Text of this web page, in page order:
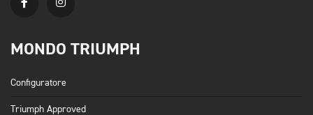
MONDO TRIUMPH
Configuratore
Triumph Approved